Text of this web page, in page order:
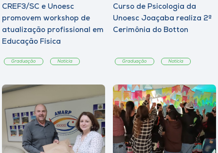
CREF3/SC e Unoesc
promovem workshop de
atualização profissional em
Educação Física
Graduação Notícia
Curso de Psicologia da
Unoesc Joaçaba realiza 2ª
Cerimônia do Botton
Graduação Notícia